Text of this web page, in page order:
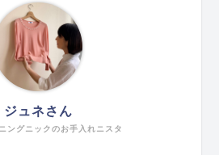
ジュネさん
ングニックのお手入れニスタ